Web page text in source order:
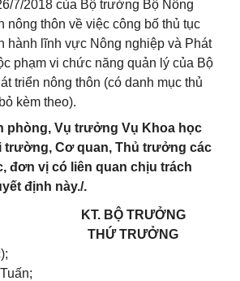
7/2018 của Bộ trưởng Bộ Nông
nông thôn về việc công bố thủ tục
hành lĩnh vực Nông nghiệp và Phát
phạm vi chức năng quản lý của Bộ
triển nông thôn (có danh mục thủ
kèm theo).
phòng, Vụ trưởng Vụ Khoa học
trường, Cơ quan, Thủ trưởng các
đơn vị có liên quan chịu trách
định này./.
KT. BỘ TRƯỞNG
THỨ TRƯỞNG